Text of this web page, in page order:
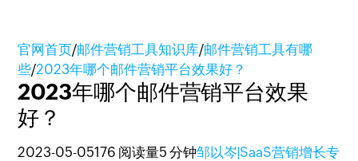
官网首页/邮件营销工具知识库/邮件营销工具有哪
些/2023年哪个邮件营销平台效果好？
2023年哪个邮件营销平台效果
好？
2023-05-05176 阅读量5 分钟邹以岑|SaaS营销增长专